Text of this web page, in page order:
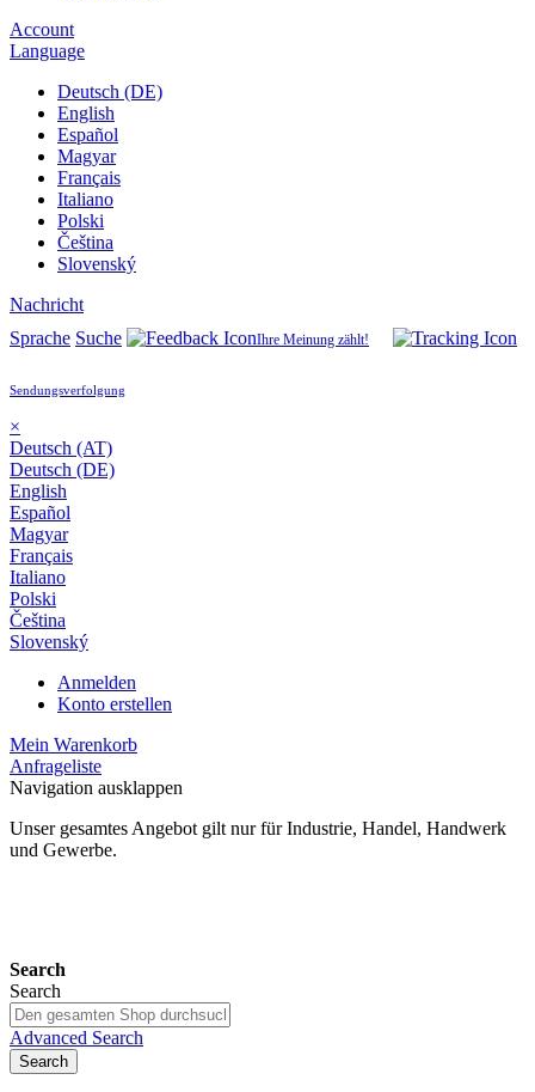
Account
Language
Deutsch (DE)
English
Español
Magyar
Français
Italiano
Polski
Čeština
Slovenský
Nachricht
Sprache Suche Ihre Meinung zählt!
Sendungsverfolgung
×
Deutsch (AT)
Deutsch (DE)
English
Español
Magyar
Français
Italiano
Polski
Čeština
Slovenský
Anmelden
Konto erstellen
Mein Warenkorb
Anfrageliste
Navigation ausklappen
Unser gesamtes Angebot gilt nur für Industrie, Handel, Handwerk
und Gewerbe.
Search
Search
Advanced Search
Search